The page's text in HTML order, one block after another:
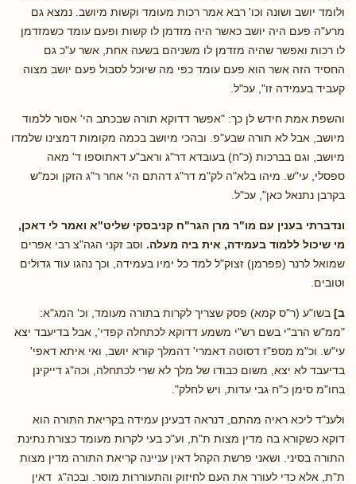
ולומד יושב ושונה וכו' רבא אמר רכות מעומד וקשות מיושב. נמצא גם
מרע"ה פעם היה יושב כאשר היה מזדמן לו קשות ופעם עומד כשמזדמן
לו רכות ואפשר שהיה מזדמן לו משניהם בשעה אחת, אשר ע"כ גם
החסיד הזה אשר הוא פעם עומד כפי מה שיוכל לסבול פעם יושב מצוה
קעביד בעמידה זו", עכ"ל.
והשפת אמת חידש לן כך: "אפשר דדוקא תורה שבכתב הי' אסור ללמוד
מיושב, אבל לא תורה שבע"פ. ובהכי מיושב בכמה מקומות דמצינו שלמדו
מיושב, וגם בברכות (כ"ח) בעובדא דר"ג וראב"ע דאתוספו ד' מאה
ספסלי, עי"ש. מיהו בלא"ה לק"מ דר"ג דהתם הי' אחר ר"ג הזקן וכמ"ש
בקרבן נתנאל כאן", עכ"ל.
ונדברתי בענין עם מו"ר מרן הגר"ח קניבסקי שליט"א ואמר לי דאכן,
מי שיכול ללמוד בעמידה, אית ביה מעלה. וסב זקני הגה"צ רבי אפרים
שמואל לרנר (פפרמן) זצוק"ל למד כל ימיו בעמידה, וכך נהגו עוד גדולים
וטובים.
ב] בשו"ע (ר"ס קמא) פסק שצריך לקרות בתורה מעומד, וכ' המג"א:
"ממ"ש הרב"י בשם רש"י משמע דדוקא לכתחלה קפדי', אבל בדיעבד יצא
עי"ש. וכ"מ מספ"ז דסוטה דאמרי' דהמלך קורא יושב, ואי איתא דאפי'
בדיעבד לא יצא, משום כבודו של מלך לא שרי לכתחלה, וכה"ג דייקינן
בחו"מ סימן כ"ח גבי עדות, ויש לחלק".
ולענ"ד ליכא ראיה מהתם, דנראה דבעינן עמידה בקריאת התורה הוא
דוקא כשקורא בה מדין מצות ת"ת, וע"כ בעי לקרות מעומד כצורת נתינת
התורה בסיני. ושאני פרשת הקהל דאין עניינה קריאת התורה מדין מצות
ת"ת, אלא כדי לעורר את העם לחיזוק והתעוררות מוסר. ובכה"ג דאין